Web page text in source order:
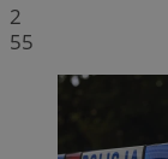
2
55